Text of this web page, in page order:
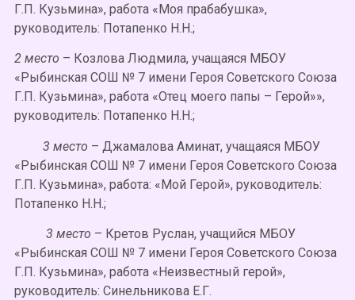
Г.П. Кузьмина», работа «Моя прабабушка»,
руководитель: Потапенко Н.Н.;
2 место – Козлова Людмила, учащаяся МБОУ
«Рыбинская СОШ № 7 имени Героя Советского Союза
Г.П. Кузьмина», работа «Отец моего папы – Герой»»,
руководитель: Потапенко Н.Н.;
3 место – Джамалова Аминат, учащаяся МБОУ
«Рыбинская СОШ № 7 имени Героя Советского Союза
Г.П. Кузьмина», работа: «Мой Герой», руководитель:
Потапенко Н.Н.;
3 место – Кретов Руслан, учащийся МБОУ
«Рыбинская СОШ № 7 имени Героя Советского Союза
Г.П. Кузьмина», работа «Неизвестный герой»,
руководитель: Синельникова Е.Г.